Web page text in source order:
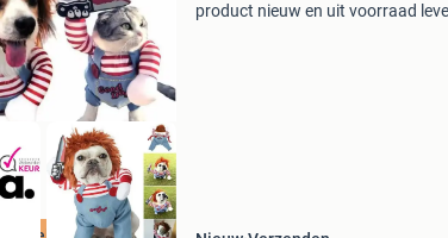
product nieuw en uit voorraad